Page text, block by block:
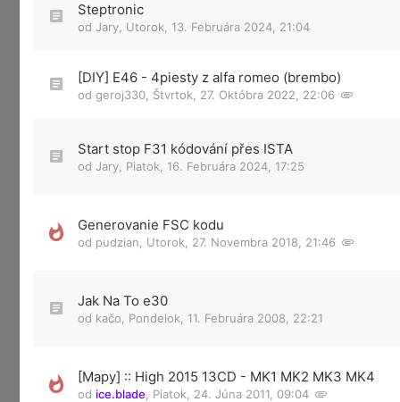
Steptronic
od Jary Utorok, 13. Februára 2024, 21:04
[DIY] E46 - 4piesty z alfa romeo (brembo)
od geroj330 Štvrtok, 27. Októbra 2022, 22:06
Start stop F31 kódování přes ISTA
od Jary Piatok, 16. Februára 2024, 17:25
Generovanie FSC kodu
od pudzian Utorok, 27. Novembra 2018, 21:46
Jak Na To e30
od kačo Pondelok, 11. Februára 2008, 22:21
[Mapy] :: High 2015 13CD - MK1 MK2 MK3 MK4
od ice.blade Piatok, 24. Júna 2011, 09:04